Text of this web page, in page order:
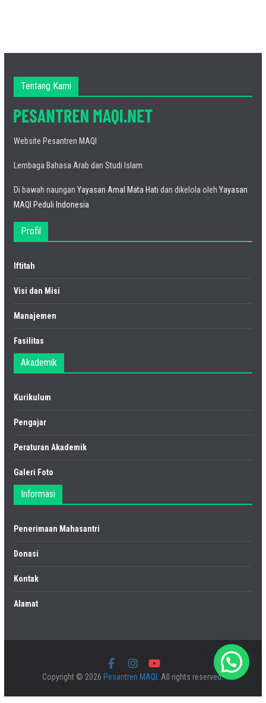
Tentang Kami
Website Pesantren MAQI
Lembaga Bahasa Arab dan Studi Islam
Di bawah naungan Yayasan Amal Mata Hati dan dikelola oleh Yayasan
MAQI Peduli Indonesia
Profil
Iftitah
Visi dan Misi
Manajemen
Fasilitas
Akademik
Kurikulum
Pengajar
Peraturan Akademik
Galeri Foto
Informasi
Penerimaan Mahasantri
Donasi
Kontak
Alamat
Copyright © 2026 Pesantren MAQI . All rights reserved.